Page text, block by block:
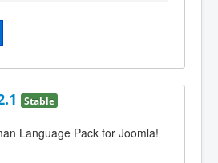
Stable
Language Pack for Joomla!